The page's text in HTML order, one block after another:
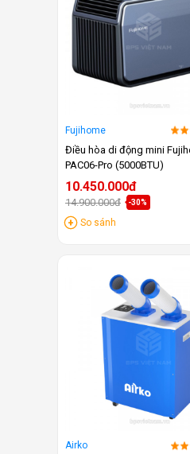
Fujihome
Điều hòa di động mini
PAC06-Pro (5000BTU)
10.450.000đ
14.900.000đ -30%
So sánh
Airko